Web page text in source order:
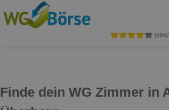
Finde dein WG Zimmer in